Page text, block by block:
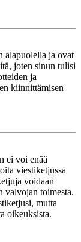
alapuolella ja ovat
joten sinun tulisi
ja
kiinnittämisen
ei voi enää
viestiketjussa
voidaan
valvojan toimesta.
mutta
oikeuksista.